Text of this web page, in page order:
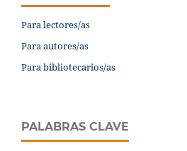
Para lectores/as
Para autores/as
Para bibliotecarios/as
PALABRAS CLAVE